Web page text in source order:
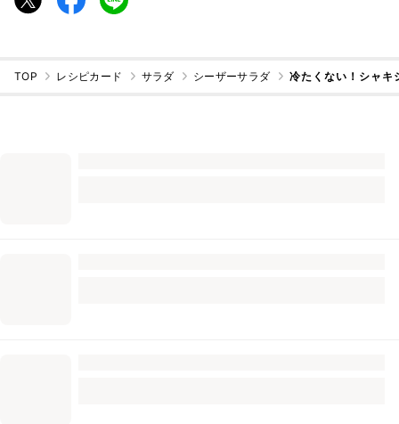
TOP レシピカード サラダ シーザーサラダ 冷たくない！シャキ